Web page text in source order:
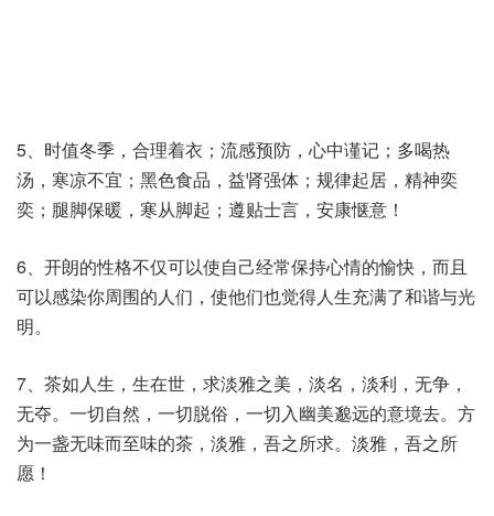
5、时值冬季，合理着衣；流感预防，心中谨记；多喝热
汤，寒凉不宜；黑色食品，益肾强体；规律起居，精神奕
奕；腿脚保暖，寒从脚起；遵贴士言，安康惬意！
6、开朗的性格不仅可以使自己经常保持心情的愉快，而且
可以感染你周围的人们，使他们也觉得人生充满了和谐与光
明。
7、茶如人生，生在世，求淡雅之美，淡名，淡利，无争，
无夺。一切自然，一切脱俗，一切入幽美邈远的意境去。方
为一盏无味而至味的茶，淡雅，吾之所求。淡雅，吾之所
愿！